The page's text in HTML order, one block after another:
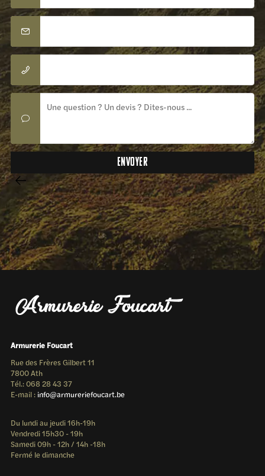
Armurerie Foucart
Rue des Frères Gilbert 11
7800 Ath
Tél.: 068 28 43 37
E-mail : info@armureriefoucart.be
Du lundi au jeudi 16h-19h
Vendredi 15h30 - 19h
Samedi 09h - 12h / 14h -18h
Fermé le dimanche